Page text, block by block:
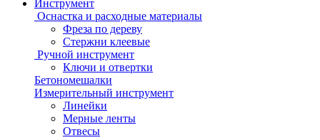
Инструмент
Оснастка и расходные материалы
Фреза по дереву
Стержни клеевые
Ручной инструмент
Ключи и отвертки
Бетономешалки
Измерительный инструмент
Линейки
Мерные ленты
Отвесы